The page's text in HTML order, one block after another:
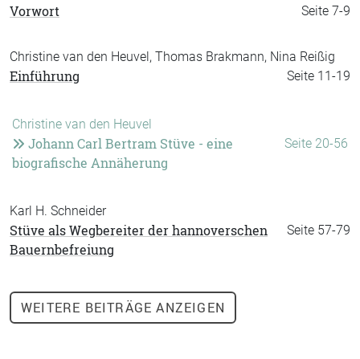
Seite 7-9
Vorwort
Christine van den Heuvel, Thomas Brakmann, Nina Reißig
Seite 11-19
Einführung
Christine van den Heuvel
Seite 20-56
Johann Carl Bertram Stüve - eine
biografische Annäherung
Karl H. Schneider
Seite 57-79
Stüve als Wegbereiter der hannoverschen
Bauernbefreiung
WEITERE BEITRÄGE ANZEIGEN